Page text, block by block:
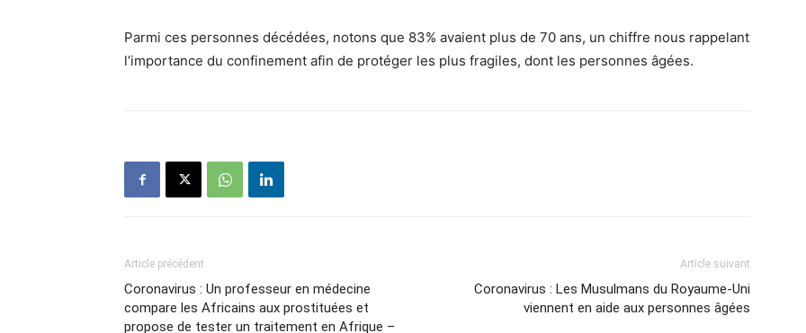
Parmi ces personnes décédées, notons que 83% avaient plus de 70 ans, un chiffre nous rappelant
l’importance du confinement afin de protéger les plus fragiles, dont les personnes âgées.
Article précédent
Coronavirus : Un professeur en médecine
compare les Africains aux prostituées et
propose de tester un traitement en Afrique –
Article suivant
Coronavirus : Les Musulmans du Royaume-Uni
viennent en aide aux personnes âgées